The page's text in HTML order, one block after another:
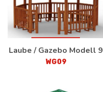
Laube / Gazebo Modell 9
WG09